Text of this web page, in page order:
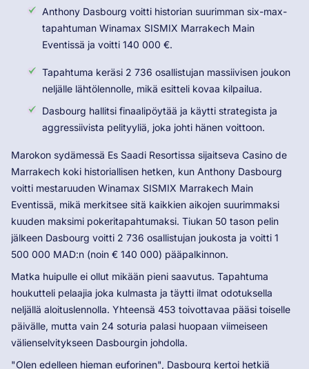
Anthony Dasbourg voitti historian suurimman six-max-
tapahtuman Winamax SISMIX Marrakech Main
Eventissä ja voitti 140 000 €.
Tapahtuma keräsi 2 736 osallistujan massiivisen joukon
neljälle lähtölennolle, mikä esitteli kovaa kilpailua.
Dasbourg hallitsi finaalipöytää ja käytti strategista ja
aggressiivista pelityyliä, joka johti hänen voittoon.
Marokon sydämessä Es Saadi Resortissa sijaitseva Casino de
Marrakech koki historiallisen hetken, kun Anthony Dasbourg
voitti mestaruuden Winamax SISMIX Marrakech Main
Eventissä, mikä merkitsee sitä kaikkien aikojen suurimmaksi
kuuden maksimi pokeritapahtumaksi. Tiukan 50 tason pelin
jälkeen Dasbourg voitti 2 736 osallistujan joukosta ja voitti 1
500 000 MAD:n (noin € 140 000) pääpalkinnon.
Matka huipulle ei ollut mikään pieni saavutus. Tapahtuma
houkutteli pelaajia joka kulmasta ja täytti ilmat odotuksella
neljällä aloituslennolla. Yhteensä 453 toivottavaa pääsi toiselle
päivälle, mutta vain 24 soturia palasi huopaan viimeiseen
välienselvitykseen Dasbourgin johdolla.
"Olen edelleen hieman euforinen", Dasbourg kertoi hetkiä